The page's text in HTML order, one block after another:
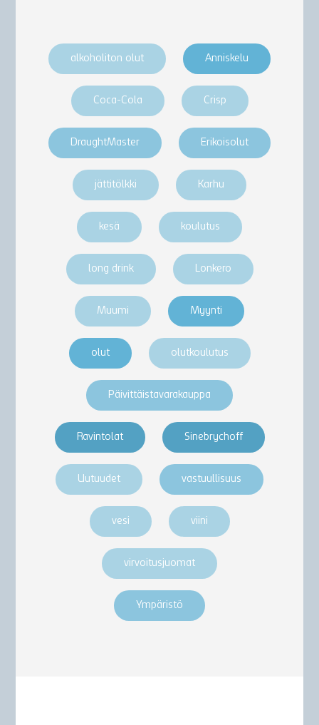
alkoholiton olut Anniskelu
Coca-Cola Crisp
DraughtMaster Erikoisolut
jättitölkki Karhu
kesä koulutus
long drink Lonkero
Muumi Myynti
olut olutkoulutus
Päivittäistavarakauppa
Ravintolat Sinebrychoff
Uutuudet vastuullisuus
vesi viini
virvoitusjuomat
Ympäristö